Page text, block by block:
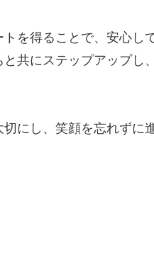
を得ることで、安心し
共にステップアップし
にし、笑顔を忘れずに